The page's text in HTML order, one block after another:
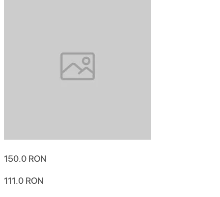
150.0 RON
111.0 RON